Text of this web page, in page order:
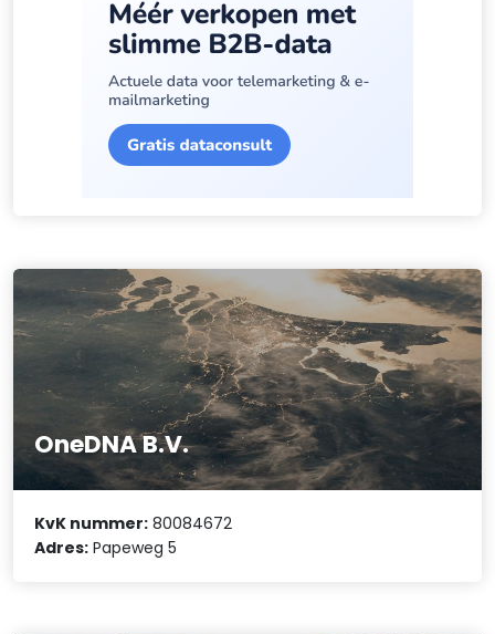
OneDNA B.V.
KvK nummer: 80084672
Adres: Papeweg 5